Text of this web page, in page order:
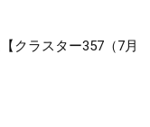
クラスター357（7月